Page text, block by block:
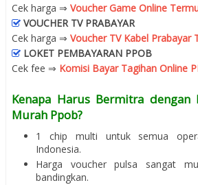
Cek harga ⇒ Voucher Game Online
VOUCHER TV PRABAYAR
Cek harga ⇒ Voucher TV Kabel Prabayar
LOKET PEMBAYARAN PPOB
Cek fee ⇒ Komisi Bayar Tagihan Online
Kenapa Harus Bermitra dengan
Murah Ppob?
1 chip multi untuk semua
Indonesia.
Harga voucher pulsa sangat
bandingkan.